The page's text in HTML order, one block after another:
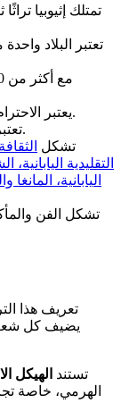
تمتلك إثيوبيا
تعتبر البلاد
يعتبر الاحترام بين الأجيال والضيافة من أعمدة المجتمع.
تعتبر مهد الإنسانية، يعود إرثها إلى أصول نوعنا.
تشكل
التقليدية
اليابانية،
تشكل الفن
تعريف هذا
يضيف كل شعب
تستند الهيكل
الهرمي، خاصة